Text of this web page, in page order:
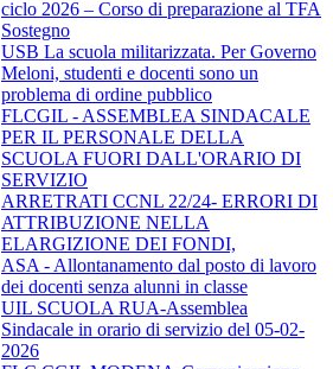
ciclo 2026 – Corso di preparazione al TFA
Sostegno
USB La scuola militarizzata. Per Governo
Meloni, studenti e docenti sono un
problema di ordine pubblico
FLCGIL - ASSEMBLEA SINDACALE
PER IL PERSONALE DELLA
SCUOLA FUORI DALL'ORARIO DI
SERVIZIO
ARRETRATI CCNL 22/24- ERRORI DI
ATTRIBUZIONE NELLA
ELARGIZIONE DEI FONDI,
ASA - Allontanamento dal posto di lavoro
dei docenti senza alunni in classe
UIL SCUOLA RUA-Assemblea
Sindacale in orario di servizio del 05-02-
2026